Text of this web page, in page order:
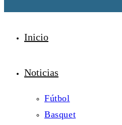
Inicio
Noticias
Fútbol
Basquet